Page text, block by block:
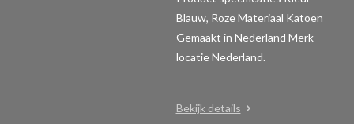
Blauw, Roze Materiaal Katoen
Gemaakt in Nederland Merk
locatie Nederland.
Bekijk details